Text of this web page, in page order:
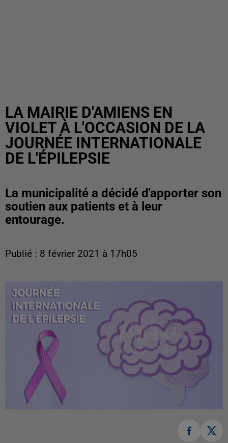
LA MAIRIE D'AMIENS EN
VIOLET À L'OCCASION DE LA
JOURNÉE INTERNATIONALE
DE L'ÉPILEPSIE
La municipalité a décidé d'apporter son
soutien aux patients et à leur
entourage.
Publié : 8 février 2021 à 17h05